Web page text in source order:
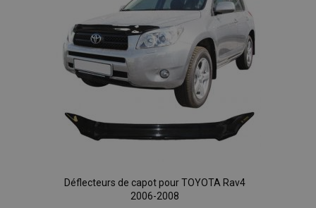
d'achats
Déflecteurs de capot pour TOYOTA Rav4
2006-2008